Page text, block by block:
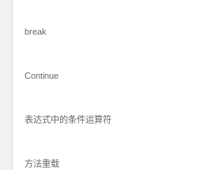
break
Continue
表达式中的条件运算符
方法重载